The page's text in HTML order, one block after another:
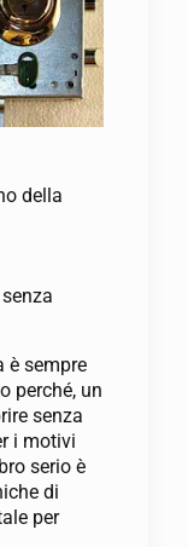
della
è sempre
perché, un
senza
i motivi
serio è
di
per